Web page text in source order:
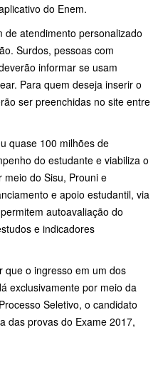
do Enem.
atendimento personalizado
Surdos, pessoas com
informar se usam
Para quem deseja inserir o
ser preenchidas no site entre
quase 100 milhões de
do estudante e viabiliza o
meio do Sisu, Prouni e
e apoio estudantil, via
autoavaliação do
e indicadores
que o ingresso em um dos
exclusivamente por meio da
Seletivo, o candidato
das provas do Exame 2017,